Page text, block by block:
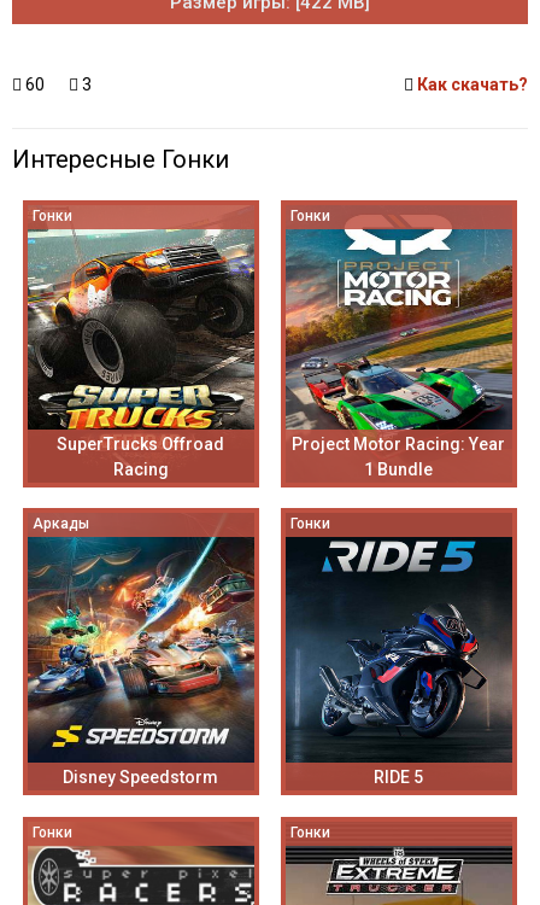
60 3 Как скачать?
Интересные Гонки
Гонки
SuperTrucks Offroad
Racing
Гонки
Project Motor Racing: Year
1 Bundle
Аркады
Disney Speedstorm
Гонки
RIDE 5
Гонки Гонки